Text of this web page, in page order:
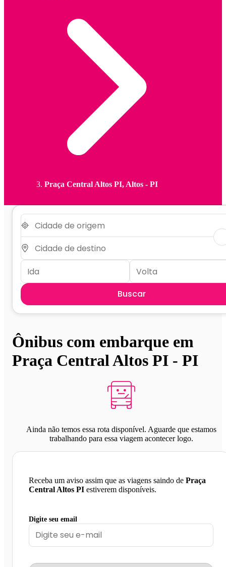
Praça Central Altos PI, Altos - PI
Buscar
Ônibus com embarque em
Praça Central Altos PI - PI
Ainda não temos essa rota disponível. Aguarde que estamos
trabalhando para essa viagem acontecer logo.
Receba um aviso assim que as viagens saindo de Praça
Central Altos PI estiverem disponíveis.
Digite seu email